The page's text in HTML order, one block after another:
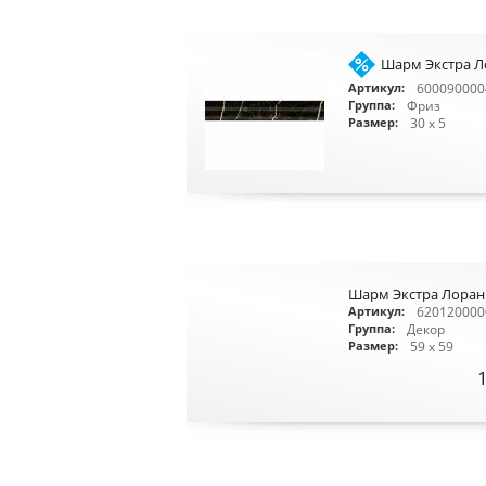
Шарм Экстра
Артикул:
Группа: Фриз
Размер: 30 x 5
Шарм Экстра Лоран
Артикул:
Группа: Декор
Размер: 59 x 59